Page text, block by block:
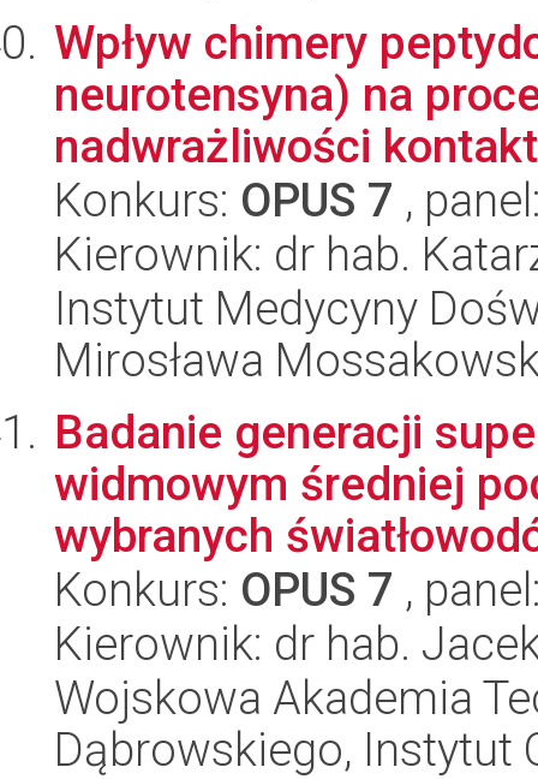
Wpływ chimery
neurotensyna) na
nadwrażliwości
Konkurs: OPUS 7 ,
Kierownik: dr hab.
Instytut Medycyny
Mirosława
Badanie generacji
widmowym średniej
wybranych
Konkurs: OPUS 7 ,
Kierownik: dr hab.
Wojskowa Akademia
Dąbrowskiego, Instytut